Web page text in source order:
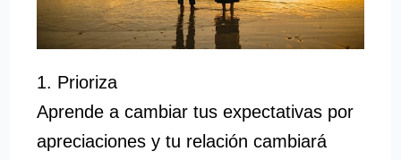
1. Prioriza
Aprende a cambiar tus expectativas por
apreciaciones y tu relación cambiará